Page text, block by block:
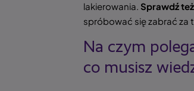
lakierowania. Sprawdź
spróbować się zabrać za
Na czym
co musisz